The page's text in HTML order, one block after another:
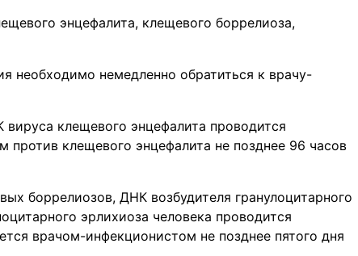
энцефалита, клещевого боррелиоза,
необходимо немедленно обратиться к врачу-
клещевого энцефалита проводится
против клещевого энцефалита не позднее 96 часов
боррелиозов, ДНК возбудителя гранулоцитарного
эрлихиоза человека проводится
врачом-инфекционистом не позднее пятого дня